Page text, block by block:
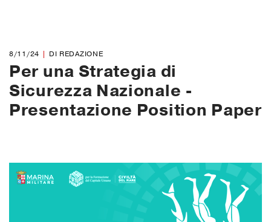
8/11/24 DI REDAZIONE
Per una Strategia di
Sicurezza Nazionale -
Presentazione Position Paper